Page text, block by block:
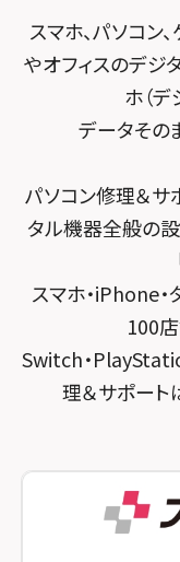
スマホスピタ
スマホスピタ
スマホスピタ
スマホスピタ
スマホスピタ
スマホスピタル
スマホスピタ
スマホスピタ
スマホスピタ
スマホスピタル
スマホスピタ
スマホスピタ
スマホスピタ
スマホスピタ
スマホスピタ
スマホスピタ
スマホスピタ
スマホスピタ
スマホスピタ
スマホ、パソコン
やオフィスのデジ
ホ（デ
データその
パソコン修理＆サ
タル機器全般の
スマホ・iPhone
100店
Switch・
理＆サポート